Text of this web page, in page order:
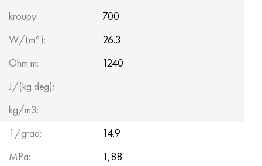
kroupy:
700
W/(m°):
26.3
Ohm m:
1240
J/(kg deg):
kg/m3:
1/grad:
14.9
MPa:
1,88